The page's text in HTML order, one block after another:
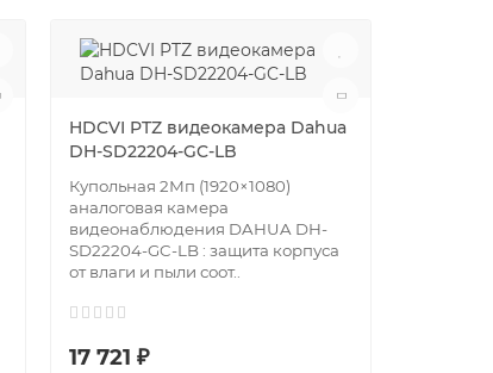
HDCVI PTZ видеокамера Dahua
DH-SD22204-GC-LB
Купольная 2Мп (1920×1080)
аналоговая камера
видеонаблюдения DAHUA DH-
SD22204-GC-LB : защита корпуса
от влаги и пыли соот..
17 721 ₽